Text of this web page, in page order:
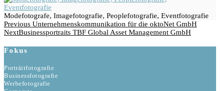
Modefotografe, Imagefotografie, Peoplefotografie, Eventfotografie
Beitragsnavigation
Previous
Post
Previous Unternehmenskommunikation für die oktoNet GmbH
Next
NextBusinessportraits TBF Global Asset Management GmbH
Fokus
Porträitfotografie
Businessfotografie
Werbefotografie